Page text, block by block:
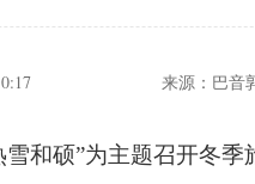
来源： 巴音
雪和硕”为主题召开冬季